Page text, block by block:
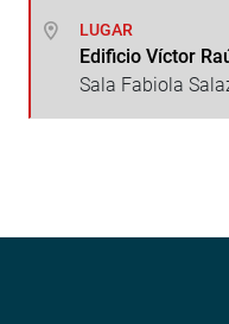
LUGAR
Edificio Víctor
Sala Fabiola